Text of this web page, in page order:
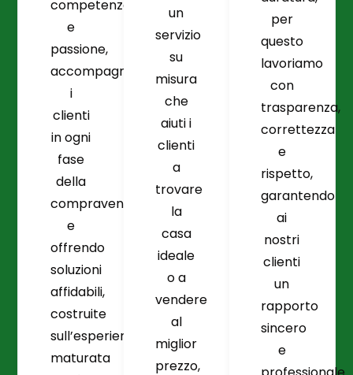
competenza
e
passione,
accompagnando
i
clienti
in ogni
fase
della
compravendita
e
offrendo
soluzioni
affidabili,
costruite
sull’esperienza
maturata
un
servizio
su
misura
che
aiuti i
clienti
a
trovare
la
casa
ideale
o a
vendere
al
miglior
prezzo,
per
questo
lavoriamo
con
trasparenza,
correttezza
e
rispetto,
garantendo
ai
nostri
clienti
un
rapporto
sincero
e